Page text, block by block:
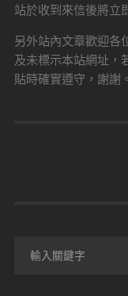
站於收到來信後將立
另外站內文章歡迎各
及未標示本站網址，
貼時確實遵守，謝謝。